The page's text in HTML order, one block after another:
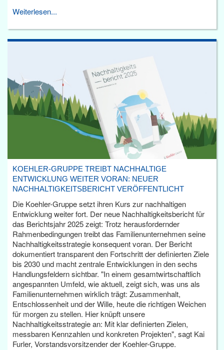
Weiterlesen...
KOEHLER-GRUPPE TREIBT NACHHALTIGE
ENTWICKLUNG WEITER VORAN: NEUER
NACHHALTIGKEITSBERICHT VERÖFFENTLICHT
Die Koehler-Gruppe setzt ihren Kurs zur nachhaltigen
Entwicklung weiter fort. Der neue Nachhaltigkeitsbericht für
das Berichtsjahr 2025 zeigt: Trotz herausfordernder
Rahmenbedingungen treibt das Familienunternehmen seine
Nachhaltigkeitsstrategie konsequent voran. Der Bericht
dokumentiert transparent den Fortschritt der definierten Ziele
bis 2030 und macht zentrale Entwicklungen in den sechs
Handlungsfeldern sichtbar. "In einem gesamtwirtschaftlich
angespannten Umfeld, wie aktuell, zeigt sich, was uns als
Familienunternehmen wirklich trägt: Zusammenhalt,
Entschlossenheit und der Wille, heute die richtigen Weichen
für morgen zu stellen. Hier knüpft unsere
Nachhaltigkeitsstrategie an: Mit klar definierten Zielen,
messbaren Kennzahlen und konkreten Projekten", sagt Kai
Furler, Vorstandsvorsitzender der Koehler-Gruppe.